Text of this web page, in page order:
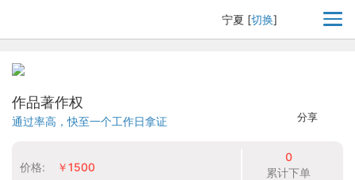
宁夏 [切换]
分享
作品著作权
通过率高，快至一个工作日拿证
价格: ￥1500
0
累计下单